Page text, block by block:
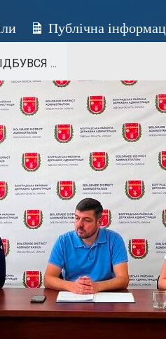
Публічна
...